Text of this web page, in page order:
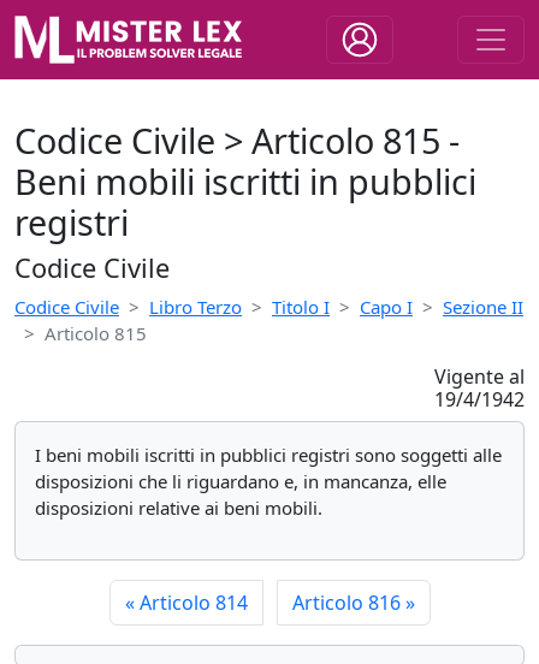
Codice Civile > Articolo 815 -
Beni mobili iscritti in pubblici
registri
Codice Civile
Codice Civile Libro Terzo Titolo I Capo I
Sezione II
Articolo 815
Vigente al
19/4/1942
I beni mobili iscritti in pubblici registri sono soggetti alle
disposizioni che li riguardano e, in mancanza, elle
disposizioni relative ai beni mobili.
«Articolo 814 Articolo 816»